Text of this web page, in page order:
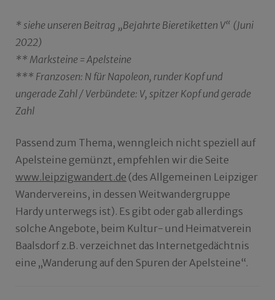
* siehe unseren Beitrag „Bejahrte Bieretiketten V“ (Juni
2022)
** Marksteine = Apelsteine
*** Franzosen: N für Napoleon, runder Kopf und
ungerade Zahl / Verbündete: V, spitzer Kopf und gerade
Zahl
Passend zum Thema, wenngleich nicht speziell auf
Apelsteine gemünzt, empfehlen wir die Seite
www.leipzigwandert.de (des Allgemeinen Leipziger
Wandervereins, in dessen Weitwandergruppe
Hardy unterwegs ist). Es gibt oder gab allerdings
solche Angebote, beim Kultur- und Heimatverein
Baalsdorf z.B. verzeichnet das Internetgedächtnis
eine „Wanderung auf den Spuren der Apelsteine“.